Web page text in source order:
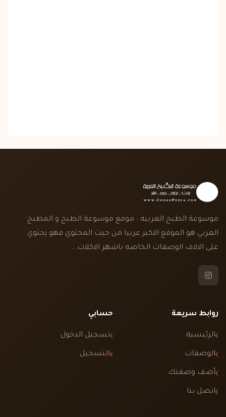
موسوعة الطبخ العربية : موقع موسوعة الطبخ و المطبخ
العربي هو الموقع الاكبر عربيا من حيث المحتوي فهو يحتوي
على الالاف الوصفات الخاصه باشهر الاكلات...
روابط سريعة
الرئيسية
الوصفات
أضف وصفتك
اتصل بنا
حسابي
تسجيل الدخول
التسجيل